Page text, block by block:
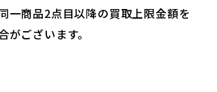
一商品2点目以降の買取上限金額を
がございます。